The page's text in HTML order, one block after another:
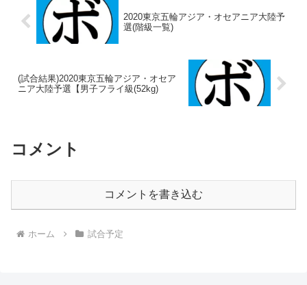
2020東京五輪アジア・オセアニア大陸予
選(階級一覧)
(試合結果)2020東京五輪アジア・オセア
ニア大陸予選【男子フライ級(52kg)
コメント
コメントを書き込む
ホーム 試合予定